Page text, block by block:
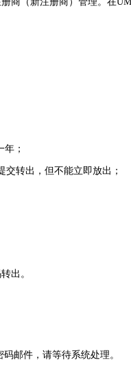
；
转出，但不能立即放出；
出。
邮件，请等待系统处理。